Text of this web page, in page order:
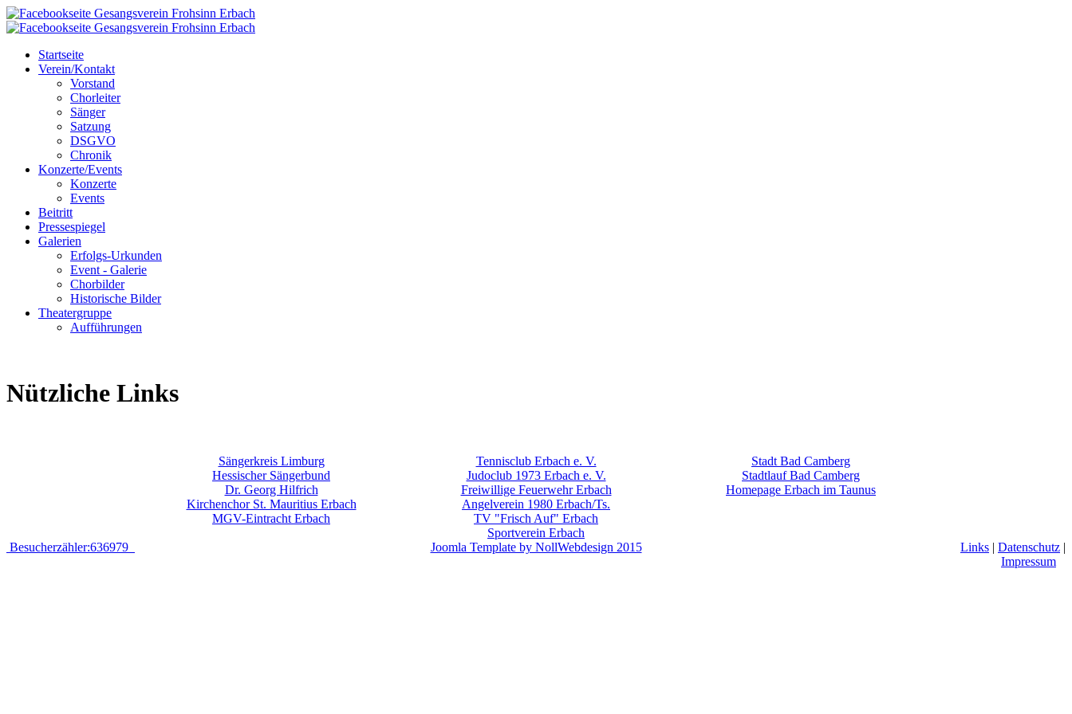
Startseite
Verein/Kontakt
Vorstand
Chorleiter
Sänger
Satzung
DSGVO
Chronik
Konzerte/Events
Konzerte
Events
Beitritt
Pressespiegel
Galerien
Erfolgs-Urkunden
Event - Galerie
Chorbilder
Historische Bilder
Theatergruppe
Aufführungen
Nützliche Links
Sängerkreis Limburg
Hessischer Sängerbund
Dr. Georg Hilfrich
Kirchenchor St. Mauritius Erbach
MGV-Eintracht Erbach
Tennisclub Erbach e. V.
Judoclub 1973 Erbach e. V.
Freiwillige Feuerwehr Erbach
Angelverein 1980 Erbach/Ts.
TV "Frisch Auf" Erbach
Sportverein Erbach
Stadt Bad Camberg
Stadtlauf Bad Camberg
Homepage Erbach im Taunus
Besucherzähler:636979 Joomla Template by NollWebdesign 2015 Links | Datenschutz |
Impressum